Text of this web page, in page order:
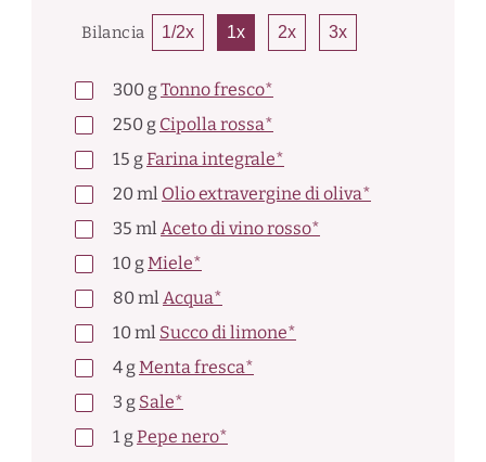
Bilancia 1/2x 1x 2x 3x
300 gTonno fresco*
250 g Cipolla rossa*
15 gFarina integrale*
20ml Olio extravergine di oliva*
35 mlAceto di vino rosso*
10 gMiele*
80mlAcqua*
10ml Succo di limone*
4 gMenta fresca*
3 g Sale*
1 gPepe nero*